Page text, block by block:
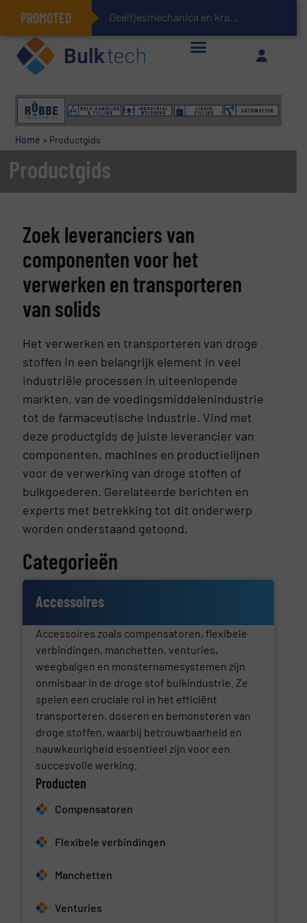
PROMOTED Deeltjesmechanica en krachtnetwerken in stortgoederen
Geïntegreerde doserings- en weegsystemen: Efficiëntie, kwaliteit en duurzaamheid in één oogopslag
Home > Productgids
Productgids
Zoek leveranciers van
componenten voor het
verwerken en transporteren
van solids
Het verwerken en transporteren van droge
stoffen in een belangrijk element in veel
industriële processen in uiteenlopende
markten, van de voedingsmiddelenindustrie
tot de farmaceutische industrie. Vind met
deze productgids de juiste leverancier van
componenten, machines en productielijnen
voor de verwerking van droge stoffen of
bulkgoederen. Gerelateerde berichten en
experts met betrekking tot dit onderwerp
worden onderstaand getoond.
Categorieën
Accessoires
Accessoires zoals compensatoren, flexibele
verbindingen, manchetten, venturies,
weegbalgen en monsternamesystemen zijn
onmisbaar in de droge stof bulkindustrie. Ze
spelen een cruciale rol in het efficiënt
transporteren, doseren en bemonsteren van
droge stoffen, waarbij betrouwbaarheid en
nauwkeurigheid essentieel zijn voor een
succesvolle werking.
Producten
Compensatoren
Flexibele verbindingen
Manchetten
Venturies